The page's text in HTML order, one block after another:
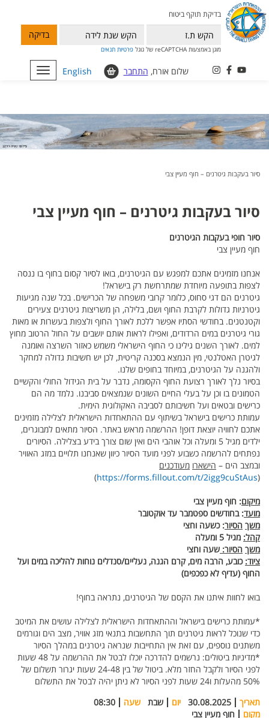
בדיקת תוקף ביטוח
בדיקה
מוגן באמצעות reCAPTCHA של גוגל פרטיות תנאים
Toggle
navigation
English שלום אורח, התחבר
סיור בעקבות גיטרנים – חוף מעיין צבי
סיור בעקבות גיטרנים – חוף מעיין צבי
סיור חופי בעקבות הגיטרנים
חוף מעיין צבי
אנחנו מזמינים אתכם למפגש עם הגיטרנים, בואו לסיור קסום בחוף בו ננסה
לצפות בתופעה מיוחדת שמתרחשת רק בישראל!
גיטרנים הם דגי סחוס, כלומר קרובי משפחה של הכרישים. בכל שנה מגיעות
גיטרניות גדולות לקרבת החוף ושם, בלילה, הן משריצות גיטרנים צעירים
וקטנטנים. בחודשי הסתיו אפשר ללכת לאורך החוף ולצפות בעשרות או מאות
גורי גיטרנים במים הרדודים, ואפילו לראות אותם יושבים על החול הרטוב מחוץ
למים. לאורך השנים גילינו כי החוף הישראלי משמש כאזור השרצה ואומנה
לגיטרן האטלנטי, מין הנמצא בסכנה קריטית, לכן יש חשיבות גדולה למחקר
ולהגנה על הגיטרנים, במיוחד בחופים שלנו.
בסיור נלך לאורך רצועת החוף הקסומה, נדבר על בית הגידול החולי והקשיים
הטמונים בו וכן על בעלי החיים השונים שנמצאים סביבנו. נלמד מה הם
כרישים ובטאים ועל חשיבותם לסביבה האקולוגית הימית.
עמותת כרישים בישראל בשיתוף עם ההתאחדות הישראלית לצלילה מזמינים
אתכם לחוויה יוצאת דופן! ההרשמה מראש באתר. הסיור מתאים למבוגרים,
ילדים מגיל 5 ומעלה וכל אוהבי הים ואין שום צורך בידע בצלילה. הסיורים
נפתחים להרשמה כשבוע לפני מועד הסיור כיוון שאנחנו תלויים במזג האוויר
ובמצב הים – הישארו מעודכנים
(
https://forms.fillout.com/t/2igg9cuStAus
)
מיקום: חוף מעיין צבי
מועד:בחודשים ספטמבר עד אוקטובר
משך הסיור:כשעה וחצי
קהל: מגיל
ומעלה
משך הסיור: שעה וחצי
ציוד: כובע, הרבה מים,קרם הגנה, נעליים/סנדלים נוחות להליכה במים ועל
החוף (עדיף לא כפכפים)
בואו לחוות איתנו את הקסם של הגיטרנים, נתראה בחוף!
*עמותת כרישים בישראל וההתאחדות הישראלית לצלילה עושים את המיטב
כדי שנוכל לראות גיטרנים תוך התחשבות בתנאי מזג אוויר, מצב הים וגורמים
משתנים נוספים, עם זאת אין התחייבות שנראה גיטרנים במהלך הסיור
*מדיניות ביטולים: נרשמים להדרכה יוכלו לבטל את ההרשמה על 48 שעות
לפני הסיור ולקבל החזר מלא. ביטול של בין 24-48 שעות יגרור תשלום של
50% מהעלות ו24 שעות לפני הסיור לא ניתן יהיה לבטל את התשלום
תאריך
30.08.2025 יום שבת שעה
08:30
מקום
חוף מעיין צבי